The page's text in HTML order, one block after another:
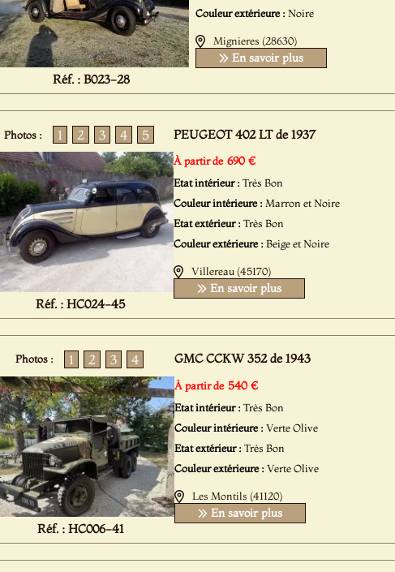
Réf. : B023-28
Couleur extérieure :Noire
Mignieres (28630)
En savoir plus
Photos : 1 2 3 4 5
Réf. : HC024-45
PEUGEOT 402 LT de 1937
À partir de 690 €
Etat intérieur : Très Bon
Couleur intérieure : Marron et Noire
Etat extérieur : Très Bon
Couleur extérieure : Beige et Noire
Villereau (45170)
En savoir plus
Photos : 1 2 3 4
Réf. : HC006-41
GMC CCKW 352 de 1943
À partir de 540 €
Etat intérieur :Très Bon
Couleur intérieure :Verte Olive
Etat extérieur :Très Bon
Couleur extérieure :Verte Olive
Les Montils (41120)
En savoir plus